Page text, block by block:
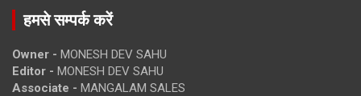
हमसे सम्पर्क करें
Owner - MONESH DEV SAHU
Editor - MONESH DEV SAHU
Associate - MANGALAM SALES